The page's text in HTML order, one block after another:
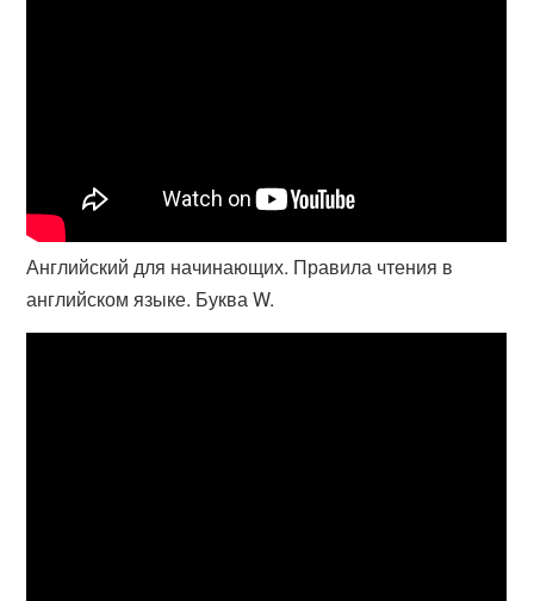
Английский для начинающих. Правила чтения в
английском языке. Буква W.